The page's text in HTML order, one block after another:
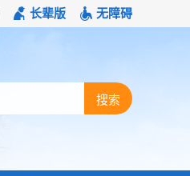
长辈版 无障碍